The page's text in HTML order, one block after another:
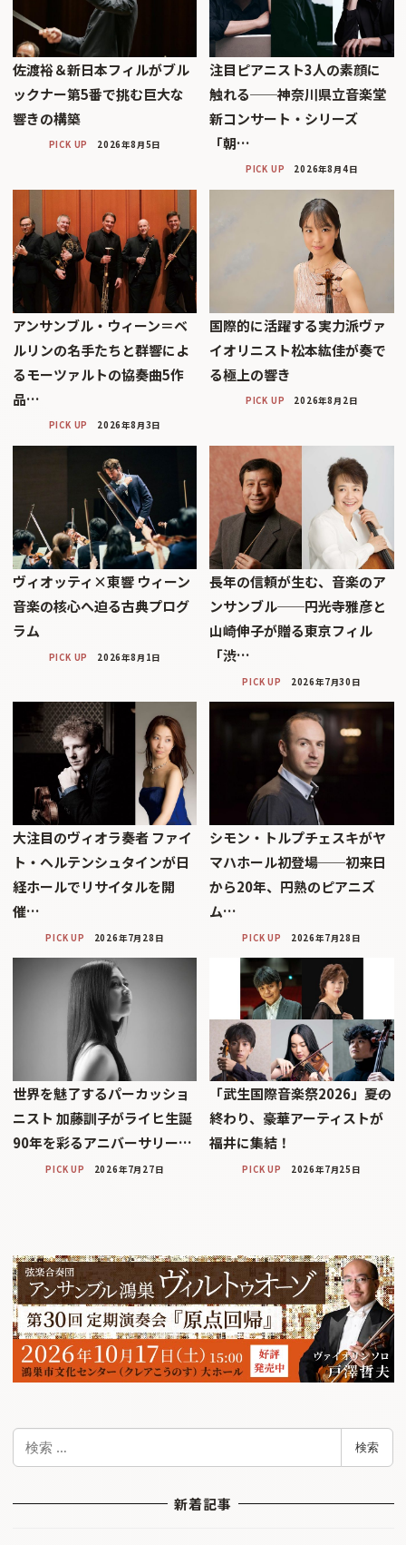
佐渡裕＆新日本フィルがブル
ックナー第5番で挑む巨大な
響きの構築
PICK UP 2026年8月5日
注目ピアニスト3人の素顔に
触れる──神奈川県立音楽堂
新コンサート・シリーズ
「朝…
PICK UP 2026年8月4日
アンサンブル・ウィーン＝ベ
ルリンの名手たちと群響によ
るモーツァルトの協奏曲5作
品…
PICK UP 2026年8月3日
国際的に活躍する実力派ヴァ
イオリニスト松本紘佳が奏で
る極上の響き
PICK UP 2026年8月2日
ヴィオッティ×東響 ウィーン
音楽の核心へ迫る古典プログ
ラム
PICK UP 2026年8月1日
長年の信頼が生む、音楽のア
ンサンブル──円光寺雅彦と
山崎伸子が贈る東京フィル
「渋…
PICK UP 2026年7月30日
大注目のヴィオラ奏者 ファイ
ト・ヘルテンシュタインが日
経ホールでリサイタルを開
催…
PICK UP 2026年7月28日
シモン・トルプチェスキがヤ
マハホール初登場──初来日
から20年、円熟のピアニズ
ム…
PICK UP 2026年7月28日
世界を魅了するパーカッショ
ニスト 加藤訓子がライヒ生誕
90年を彩るアニバーサリー…
PICK UP 2026年7月27日
「武生国際音楽祭2026」――夏の
終わり、豪華アーティストが
福井に集結！
PICK UP 2026年7月25日
検索
新着記事